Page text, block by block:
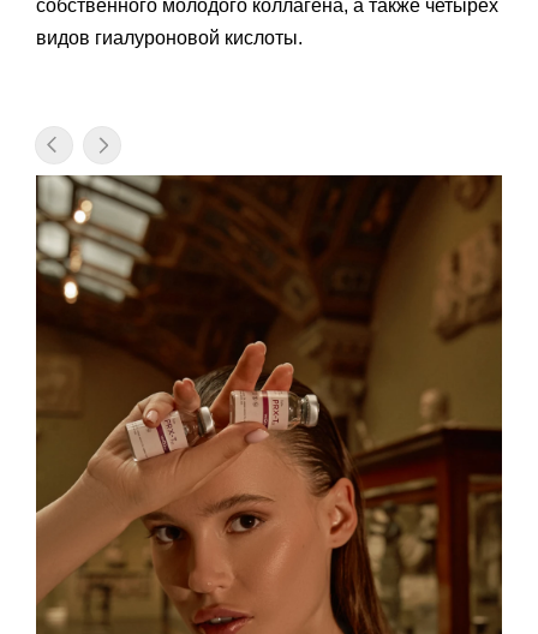
собственного молодого коллагена, а также четырех
видов гиалуроновой кислоты.